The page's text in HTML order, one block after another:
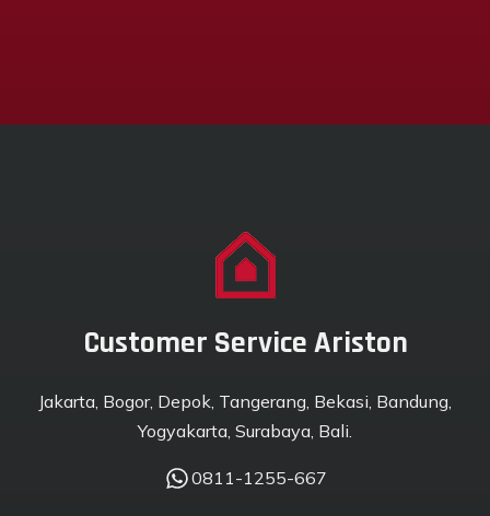
Customer Service Ariston
Jakarta, Bogor, Depok, Tangerang, Bekasi, Bandung,
Yogyakarta, Surabaya, Bali.
0811-1255-667